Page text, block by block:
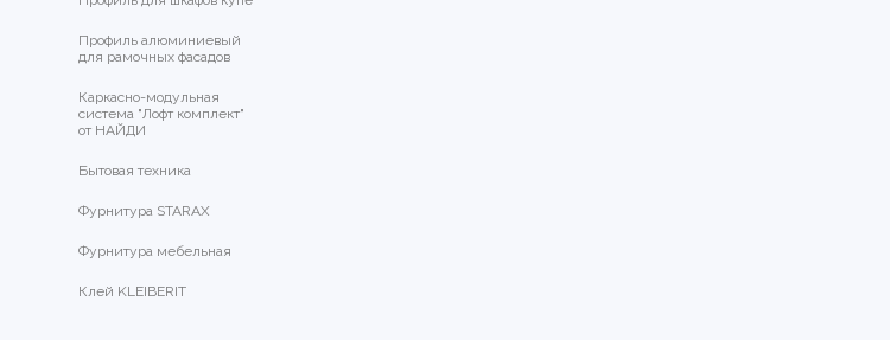
Профиль алюминиевый
для рамочных фасадов
Каркасно-модульная
система "Лофт комплект"
от НАЙДИ
Бытовая техника
Фурнитура STARAX
Фурнитура мебельная
Клей KLEIBERIT